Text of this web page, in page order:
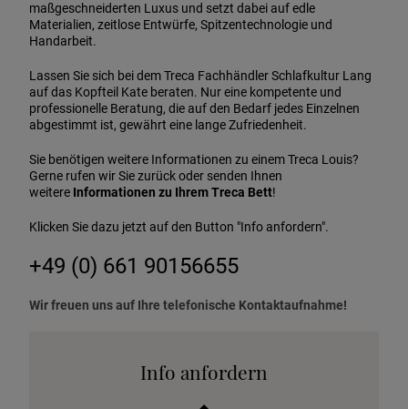
maßgeschneiderten Luxus und setzt dabei auf edle
Materialien, zeitlose Entwürfe, Spitzentechnologie und
Handarbeit.
Lassen Sie sich bei dem Treca Fachhändler Schlafkultur Lang
auf das Kopfteil Kate beraten. Nur eine kompetente und
professionelle Beratung, die auf den Bedarf jedes Einzelnen
abgestimmt ist, gewährt eine lange Zufriedenheit.
Sie benötigen weitere Informationen zu einem Treca Louis?
Gerne rufen wir Sie zurück oder senden Ihnen
weitere Informationen zu Ihrem Treca Bett!
Klicken Sie dazu jetzt auf den Button "Info anfordern".
+49 (0) 661 90156655
Wir freuen uns auf Ihre telefonische Kontaktaufnahme!
Info anfordern